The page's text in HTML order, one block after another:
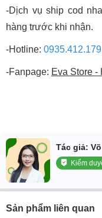
-Dịch vụ ship cod
hàng trước khi nhận.
-Hotline: 0935.412.179
-Fanpage: Eva Store
Tác giả:
Kiểm
Sản phẩm liên quan